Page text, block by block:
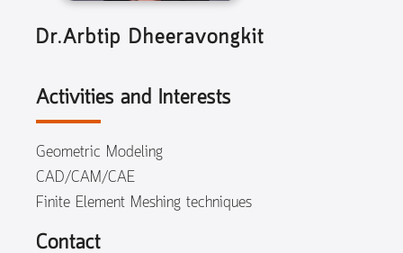
Dr.Arbtip Dheeravongkit
Activities and Interests
Geometric Modeling
CAD/CAM/CAE
Finite Element Meshing techniques
Contact